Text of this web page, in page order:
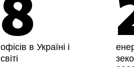
8
офісів в Україні і
світі